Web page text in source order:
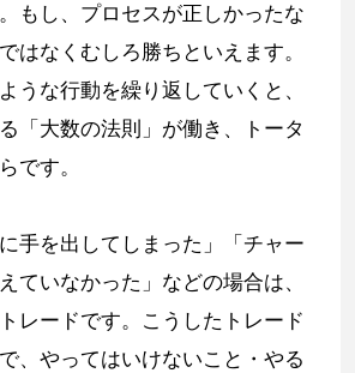
もし、プロセスが正しかったな
はなくむしろ勝ちといえます。
うな行動を繰り返していくと、
「大数の法則」が働き、トータ
です。
手を出してしまった」「チャー
ていなかった」などの場合は、
レードです。こうしたトレード
、やってはいけないこと・やる